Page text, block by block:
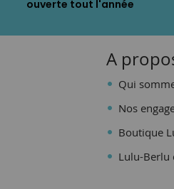
ouverte tout l'année
A
Qui
Nos
Boutique
Lulu-Berlu